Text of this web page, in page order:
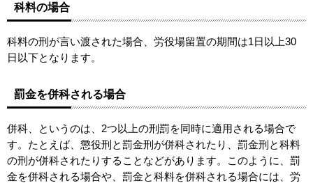
科料の場合
科料の刑が言い渡された場合、労役場留置の期間は1日以上30
日以下となります。
罰金を併科される場合
併科、というのは、2つ以上の刑罰を同時に適用される場合で
す。たとえば、懲役刑と罰金刑が併科されたり、罰金刑と科料
の刑が併科されたりすることなどがあります。このように、罰
金を併科される場合や、罰金と科料を併科される場合には、労